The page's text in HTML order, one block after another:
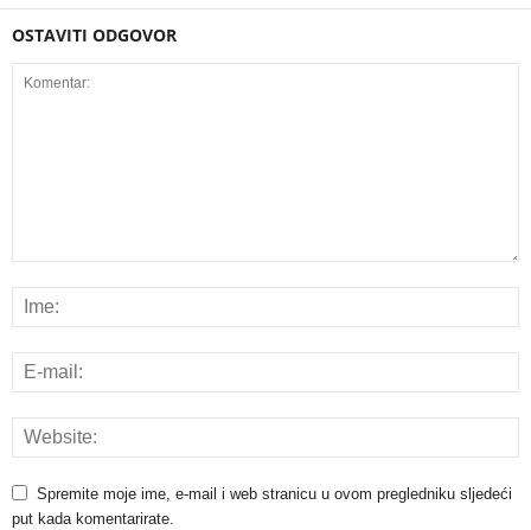
OSTAVITI ODGOVOR
Spremite moje ime, e-mail i web stranicu u ovom pregledniku sljedeći
put kada komentarirate.